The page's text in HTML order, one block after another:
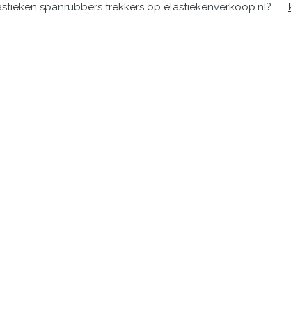
spanrubbers trekkers op elastiekenverkoop.nl?